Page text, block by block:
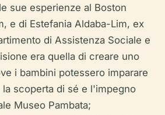
sue esperienze al Boston
e di Estefania Aldaba-Lim, ex
di Assistenza Sociale e
era quella di creare uno
i bambini potessero imparare
scoperta di sé e l'impegno
Museo Pambata;